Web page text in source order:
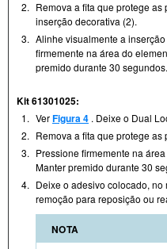
2. Remova a fita que protege
inserção decorativa (2).
3. Alinhe visualmente a
firmemente na área do
premido durante 30 segundos.
Kit 61301025:
1. VerFigura 4 . Deixe o Dual
2. Remova a fita que protege as
3. Pressione firmemente na
Manter premido durante 30
4. Deixe o adesivo colocado,
remoção para reposição ou
NOTA